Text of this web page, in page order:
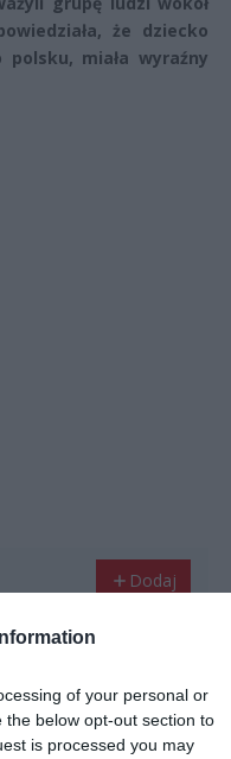
of your personal or
below opt-out section to
is processed you may
że dziecko
miała wyraźny
Dodaj